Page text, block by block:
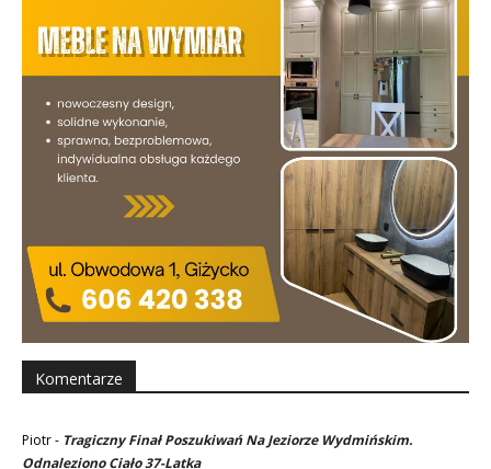
Komentarze
Piotr- Tragiczny Finał Poszukiwań Na Jeziorze Wydmińskim.
Odnaleziono Ciało 37-Latka